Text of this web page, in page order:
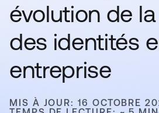
évolution de
des identités
entreprise
MIS À JOUR: 16 OCTOBRE